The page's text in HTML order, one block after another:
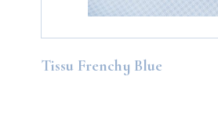
Tissu Frenchy Blue